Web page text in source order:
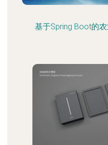
基于Spring Boot的